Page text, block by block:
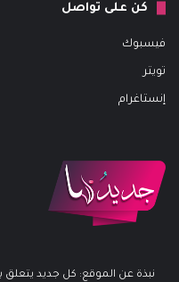
كن على تواصل
فيسبوك
تويتر
إنستاغرام
نبذة عن الموقع: كل جديد يتعلق